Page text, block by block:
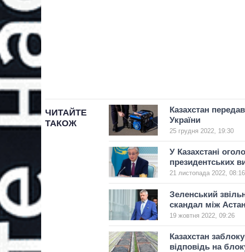
ЧИТАЙТЕ
ТАКОЖ
Казахстан
України
25 грудня 2022, 19:30
У Казахстані
президентських
21 листопада 2022, 08:16
Зеленський
скандал між
19 жовтня 2022, 09:26
Казахстан
відповідь на